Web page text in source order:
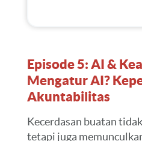
mengurangi risiko,
Lulus audit belum
hanya berfokus pada
sementara risiko
dalam lingkungan
Episode 5: AI &
Mengatur AI?
Akuntabilitas
Kecerdasan buatan
tetapi juga